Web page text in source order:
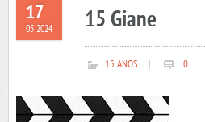
17
05 2024 15 Giane
15 AÑOS 0